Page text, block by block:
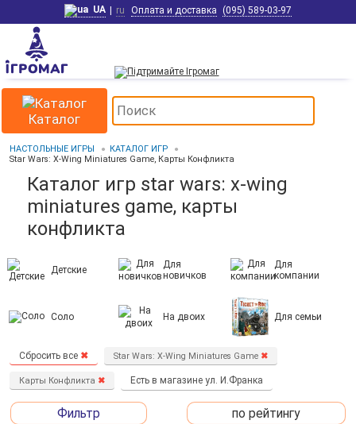
UA | ru Оплата и доставка (095) 589-03-97
Каталог
НАСТОЛЬНЫЕ ИГРЫ
КАТАЛОГ ИГР
Star Wars: X-Wing Miniatures Game, Карты Конфликта
Каталог игр star wars: x-wing
miniatures game, карты
конфликта
Детские
Для
новичков
Для
компании
Соло На двоих Для семьи
Сбросить все ✖ Star Wars: X-Wing Miniatures Game ✖
Карты Конфликта ✖ Есть в магазине ул. И.Франка
Фильтр по рейтингу